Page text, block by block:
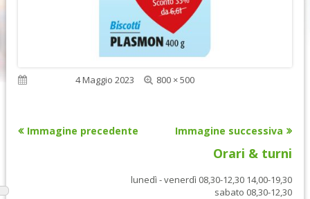
Pubblicato4 Maggio 2023
Dimensione
800 × 500
Immagine precedente Immagine successiva
Orari & turni
lunedì - venerdì 08,30-12,30 14,00-19,30
sabato 08,30-12,30